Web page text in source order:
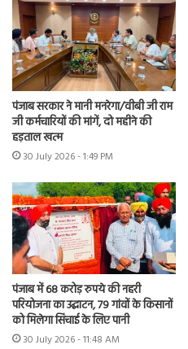
पंजाब सरकार ने मानी मनरेगा/वीबी जी राम
जी कर्मचारियों की मांगें, दो महीने की
हड़ताल खत्म
30 July 2026 - 1:49 PM
पंजाब में 68 करोड़ रुपये की नहरी
परियोजना का उद्घाटन, 79 गांवों के किसानों
को मिलेगा सिंचाई के लिए पानी
30 July 2026 - 11:48 AM